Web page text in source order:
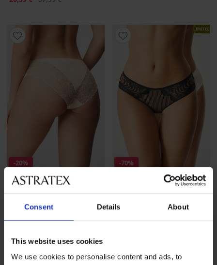
Consent Details About
This website uses cookies
We use cookies to personalise content and ads, to
-20%
Slip Chic klassisch
Rabatt
11,99 € Alter Preis
14,99 €
LIMITED
-70%
2er-PACK Klassischer Slip
Emersyn